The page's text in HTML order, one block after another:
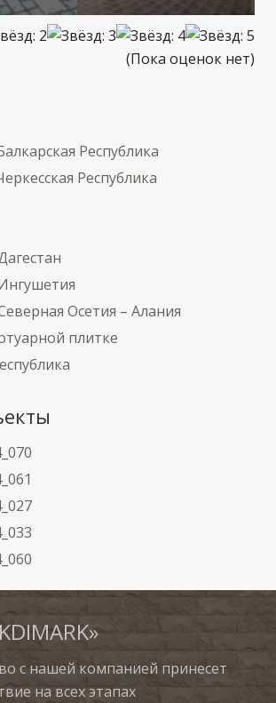
(Пока оценок нет)
Республика
Республика
Осетия – Алания
плитке
с нашей компанией принесет
на всех этапах